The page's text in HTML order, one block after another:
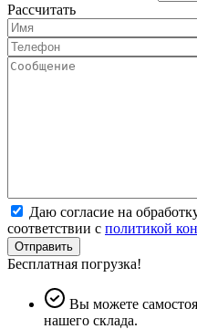
Рассчитать
Даю согласие на
соответствии с политикой
Отправить
Бесплатная погрузка!
Вы можете
нашего склада.